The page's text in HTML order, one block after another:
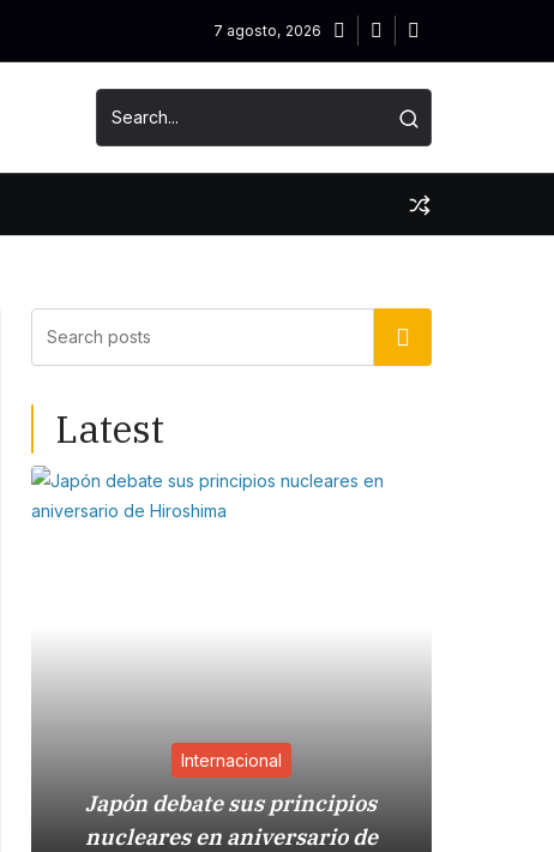
7 agosto, 2026
Buscar
Latest
Internacional
Japón debate sus principios
nucleares en aniversario de